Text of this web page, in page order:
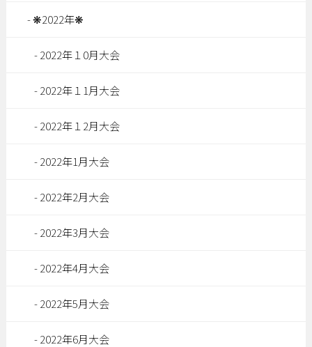
❋2022年❋
2022年１0月大会
2022年１1月大会
2022年１2月大会
2022年1月大会
2022年2月大会
2022年3月大会
2022年4月大会
2022年5月大会
2022年6月大会